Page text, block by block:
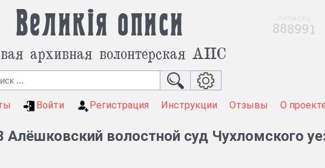
Великія описи
архивная волонтерская АИС
Войти Регистрация Инструкции Отзывы О
Алёшковский волостной суд Чухломского
888991